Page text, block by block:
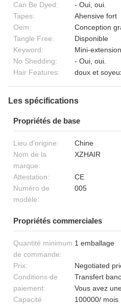
Can Be Dyed:
- Oui, oui.
Tapes:
Ahensive fort
Oem:
Conception
Tangle Free:
Disponible
Keyword:
Mini-
No Shedding:
- Oui, oui.
Hair Features:
doux et
Les spécifications
Propriétés de base
Lieu d'origine:
Chine
Nom de la
marque:
XZHAIR
Attestation:
CE
Numéro de
modèle:
005
Propriétés commerciales
Quantité minimum
de commande:
1 emballage
Prix:
Negotiated
Conditions de
paiement:
Transfert
Vous avez
Capacité
100000/ mois